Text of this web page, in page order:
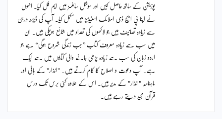
پوزیشن کے ساتھ حاصل کیں اور سوشل سائنسز میں ایم فل کیا۔ انہوں
نے اپنا پی ایچ ڈی اسلامک اسٹیڈیز میں مکمل کیا۔ آپ کی ڈیڑھ درجن
سے زیادہ تصانیف ہیں جو لاکھوں کی تعداد میں شائع ہوچکی ہیں۔ ان
میں سب سے زیادہ معروف کتاب ’’جب زندگی شروع ہوگی‘‘ ہے جو
اردو زبان کی سب سے زیادہ پڑھی جانے والی کتابوں میں سے ایک
ہے۔ آپ دعوت و اصلاح کا کام کرتے ہیں۔ "انذار" کے بانی اور
ماہنامہ "انذار" کے مدیر ہیں۔ اس کے علاوہ کئی برس تک درس
قرآن مجید دیتے رہے ہیں۔